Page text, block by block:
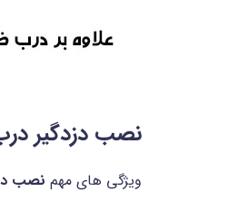
نصب دزدگیر
ویژگی های مهم نصب